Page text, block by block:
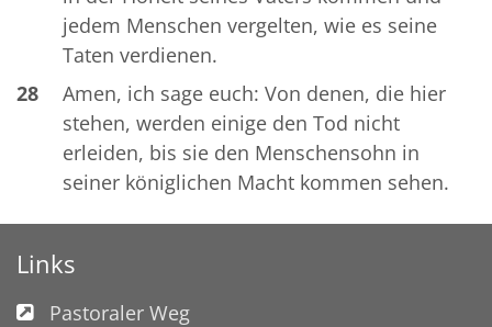
jedem Menschen vergelten, wie es seine
Taten verdienen.
28
Amen, ich sage euch: Von denen, die hier
stehen, werden einige den Tod nicht
erleiden, bis sie den Menschensohn in
seiner königlichen Macht kommen sehen.
Links
Pastoraler Weg